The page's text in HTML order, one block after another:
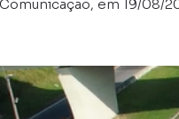
em 19/08/